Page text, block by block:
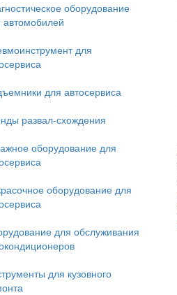
оборудование
автомобилей
для
для автосервиса
развал-схождения
оборудование для
оборудование для
для обслуживания
для кузовного